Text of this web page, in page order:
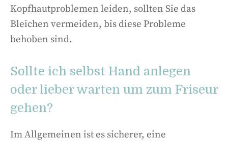
Kopfhautproblemen leiden, sollten Sie das
Bleichen vermeiden, bis diese Probleme
behoben sind.
Sollte ich selbst Hand anlegen
oder lieber warten um zum Friseur
gehen?
Im Allgemeinen ist es sicherer, eine